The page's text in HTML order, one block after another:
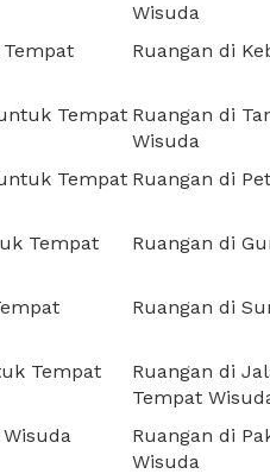
Wisuda
Ruangan di
Tempat Ruangan di
Wisuda
Tempat Ruangan di
Tempat
Ruangan di
Ruangan di
Tempat
Ruangan di
Tempat
Ruangan di
Wisuda